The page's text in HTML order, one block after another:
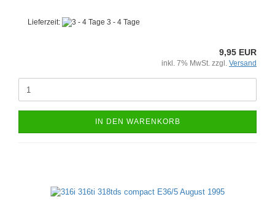
Lieferzeit: 3 - 4 Tage
9,95 EUR
inkl. 7% MwSt. zzgl. Versand
IN DEN WARENKORB